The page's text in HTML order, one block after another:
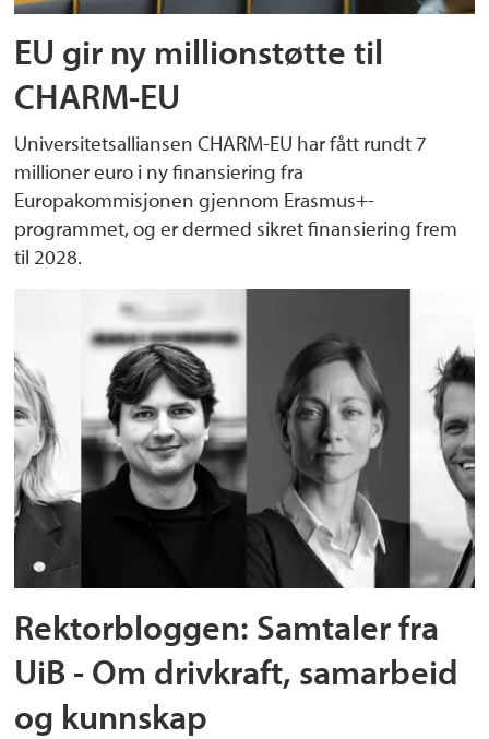
EU gir ny millionstøtte til
CHARM-EU
Universitetsalliansen CHARM-EU har fått rundt 7
millioner euro i ny finansiering fra
Europakommisjonen gjennom Erasmus+-
programmet, og er dermed sikret finansiering frem
til 2028.
Rektorbloggen: Samtaler fra
UiB - Om drivkraft, samarbeid
og kunnskap